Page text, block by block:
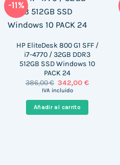
-11%
HP EliteDesk 800 G1 SFF /
i7-4770 / 32GB DDR3
512GB SSD Windows 10
PACK 24
386,00€ El
precio
era:
386,00 €.
342,00€El
IVA incluido
Añadir al carrito